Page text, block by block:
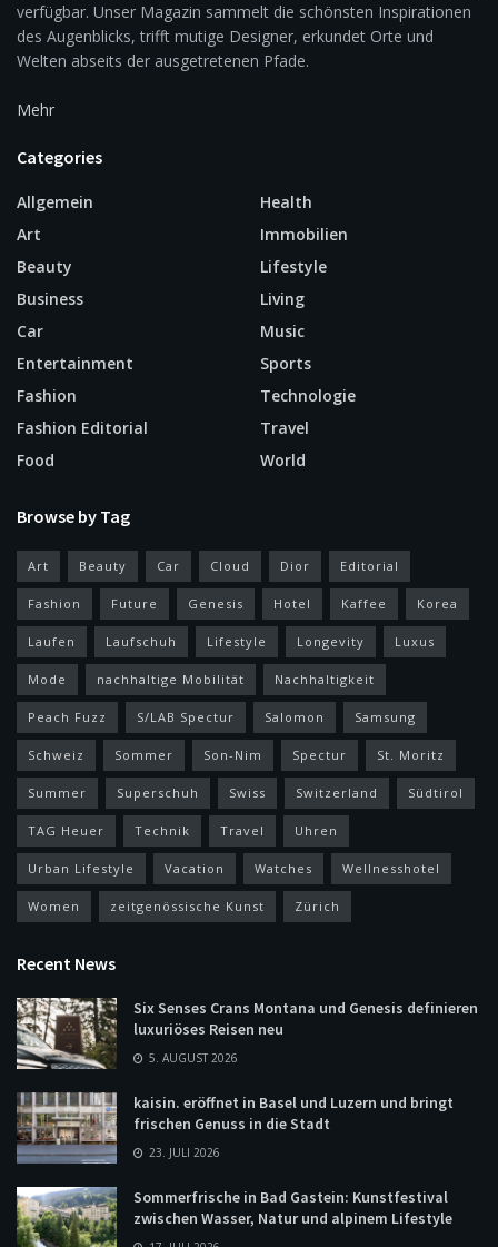
verfügbar. Unser Magazin sammelt die schönsten Inspirationen
des Augenblicks, trifft mutige Designer, erkundet Orte und
Welten abseits der ausgetretenen Pfade.
Mehr
Categories
Allgemein
Art
Beauty
Business
Car
Entertainment
Fashion
Fashion Editorial
Food
Health
Immobilien
Lifestyle
Living
Music
Sports
Technologie
Travel
World
Browse by Tag
Art Beauty Car Cloud Dior Editorial
Fashion Future Genesis Hotel Kaffee Korea
Laufen Laufschuh Lifestyle Longevity Luxus
Mode nachhaltige Mobilität Nachhaltigkeit
Peach Fuzz S/LAB Spectur Salomon Samsung
Schweiz Sommer Son-Nim Spectur St. Moritz
Summer Superschuh Swiss Switzerland Südtirol
TAG Heuer Technik Travel Uhren
Urban Lifestyle Vacation Watches Wellnesshotel
Women zeitgenössische Kunst Zürich
Recent News
Six Senses Crans Montana und Genesis definieren
luxuriöses Reisen neu
5. AUGUST 2026
kaisin. eröffnet in Basel und Luzern und bringt
frischen Genuss in die Stadt
23. JULI 2026
Sommerfrische in Bad Gastein: Kunstfestival
zwischen Wasser, Natur und alpinem Lifestyle